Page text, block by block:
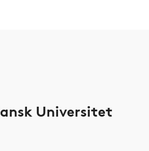
Universitet